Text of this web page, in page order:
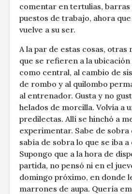
comentar en tertulias,
puestos de trabajo, ahora
vuelve a su ser.
A la par de estas cosas, otras
que se refieren a la ubicación
como central, al cambio de
de rombo y al quilombo
al entrenador. Gusta y no
helados de morcilla. Volvía a
predilectas. Allí se hinchó a
experimentar. Sabe de sobra
sabía de sobra lo que se iba
Supongo que a la hora de
partida, no pensó ni en el
domingo próximo, en donde
marrones de aupa. Quería